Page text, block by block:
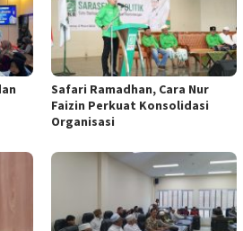
Safari Ramadhan, Cara Nur
Faizin Perkuat Konsolidasi
Organisasi